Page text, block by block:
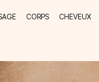
CORPS CHEVEUX